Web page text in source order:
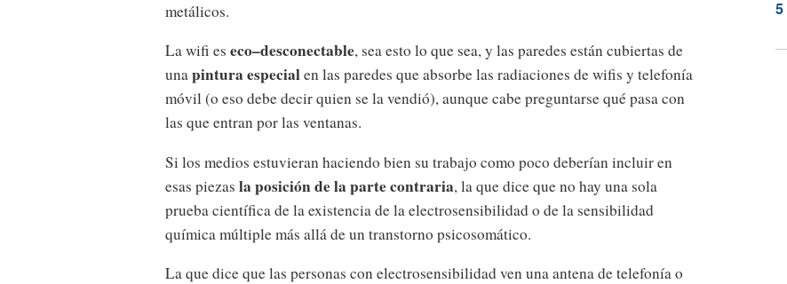
metálicos.
La wifi es eco–desconectable, sea esto lo que sea, y las paredes están cubiertas de
unapintura especialen las paredes que absorbe las radiaciones de wifis y telefonía
móvil (o eso debe decir quien se la vendió), aunque cabe preguntarse qué pasa con
las que entran por las ventanas.
Si los medios estuvieran haciendo bien su trabajo como poco deberían incluir en
esas piezas la posición de la parte contraria, la que dice que no hay una sola
prueba científica de la existencia de la electrosensibilidad o de la sensibilidad
química múltiple más allá de un transtorno psicosomático.
La que dice que las personas con electrosensibilidad ven una antena de telefonía o